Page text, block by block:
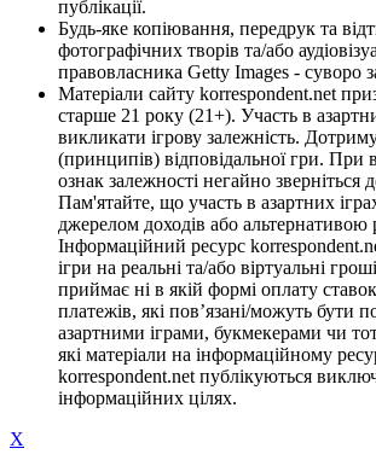
публікації.
Будь-яке копіювання, передрук та
фотографічних творів та/або
правовласника Getty Images - суворо
Матеріали сайту korrespondent.net
старше 21 року (21+). Участь в
викликати ігрову залежність.
(принципів) відповідальної гри. При
ознак залежності негайно зверніться
Пам'ятайте, що участь в азартних
джерелом доходів або альтернативою
Інформаційний ресурс
ігри на реальні та/або віртуальні
приймає ні в якій формі оплату
платежів, які пов’язані/можуть бути
азартними іграми, букмекерами чи
які матеріали на інформаційному
korrespondent.net публікуються
інформаційних цілях.
X